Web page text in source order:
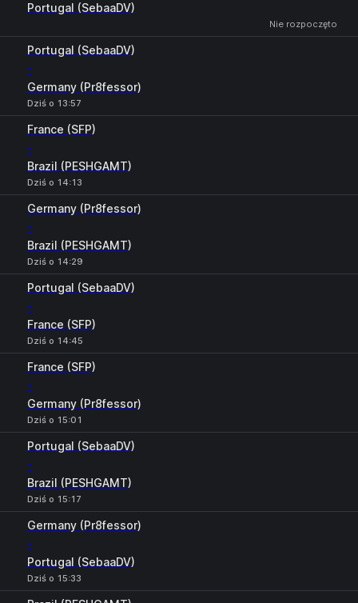
Portugal (SebaaDV)
Nie rozpoczęto
Portugal (SebaaDV)
-
Germany (Pr8fessor)
Dziś o 13:57
France (SFP)
-
Brazil (PESHGAMT)
Dziś o 14:13
Germany (Pr8fessor)
-
Brazil (PESHGAMT)
Dziś o 14:29
Portugal (SebaaDV)
-
France (SFP)
Dziś o 14:45
France (SFP)
-
Germany (Pr8fessor)
Dziś o 15:01
Portugal (SebaaDV)
-
Brazil (PESHGAMT)
Dziś o 15:17
Germany (Pr8fessor)
-
Portugal (SebaaDV)
Dziś o 15:33